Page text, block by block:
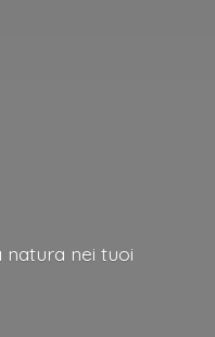
natura nei tuoi